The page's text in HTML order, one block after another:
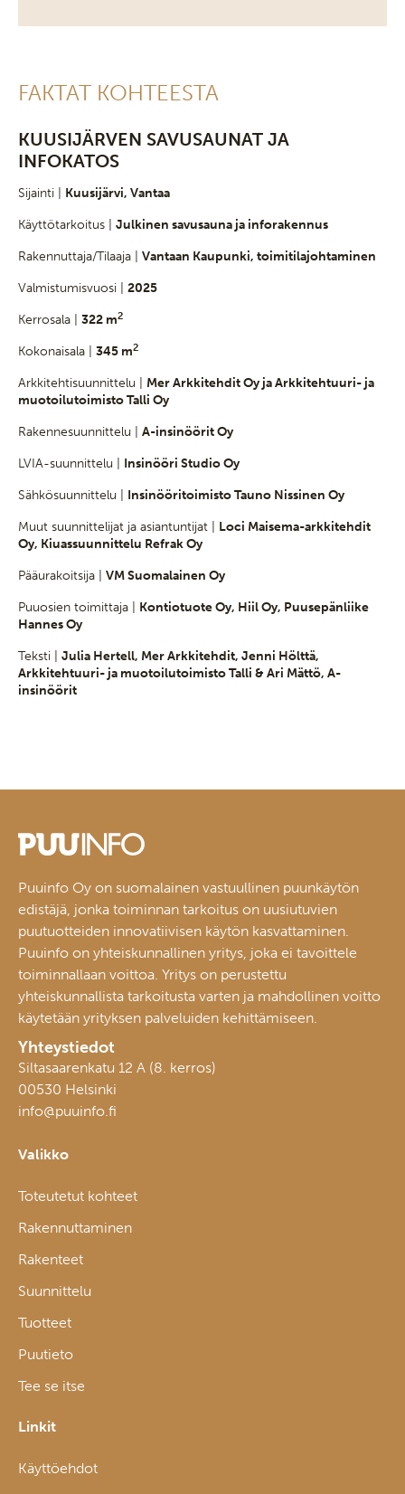
FAKTAT KOHTEESTA
KUUSIJÄRVEN SAVUSAUNAT JA
INFOKATOS
Sijainti | Kuusijärvi, Vantaa
Käyttötarkoitus | Julkinen savusauna ja inforakennus
Rakennuttaja/Tilaaja | Vantaan Kaupunki, toimitilajohtaminen
Valmistumisvuosi | 2025
Kerrosala | 322 m2
Kokonaisala | 345 m2
Arkkitehtisuunnittelu | Mer Arkkitehdit Oy ja Arkkitehtuuri- ja
muotoilutoimisto Talli Oy
Rakennesuunnittelu | A-insinöörit Oy
LVIA-suunnittelu | Insinööri Studio Oy
Sähkösuunnittelu | Insinööritoimisto Tauno Nissinen Oy
Muut suunnittelijat ja asiantuntijat | Loci Maisema-arkkitehdit
Oy, Kiuassuunnittelu Refrak Oy
Pääurakoitsija | VM Suomalainen Oy
Puuosien toimittaja | Kontiotuote Oy, Hiil Oy, Puusepänliike
Hannes Oy
Teksti | Julia Hertell, Mer Arkkitehdit, Jenni Hölttä,
Arkkitehtuuri- ja muotoilutoimisto Talli & Ari Mättö, A-
insinöörit
Puuinfo Oy on suomalainen vastuullinen puunkäytön
edistäjä, jonka toiminnan tarkoitus on uusiutuvien
puutuotteiden innovatiivisen käytön kasvattaminen.
Puuinfo on yhteiskunnallinen yritys, joka ei tavoittele
toiminnallaan voittoa. Yritys on perustettu
yhteiskunnallista tarkoitusta varten ja mahdollinen voitto
käytetään yrityksen palveluiden kehittämiseen.
Yhteystiedot
Siltasaarenkatu 12 A (8. kerros)
00530 Helsinki
info@puuinfo.fi
Valikko
Toteutetut kohteet
Rakennuttaminen
Rakenteet
Suunnittelu
Tuotteet
Puutieto
Tee se itse
Linkit
Käyttöehdot